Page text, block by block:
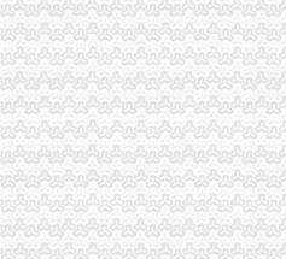
谁知道阿里巴巴国际站可以免费注册么
免费注册免费注册-广州58同城
2008万网CN英文域名免费注册体验活
免费注册公司,还送一套章,代理记账
教大家免费注册屏幕录像专家_在线观看
帮助中心_买塑网
免费注册域名--fox--好网角网络收夹
【免费注册上海公司,免费注册上海普
【上海金山公司注册免费注册】价格_
【代理注册上海公司、代理记账、免费